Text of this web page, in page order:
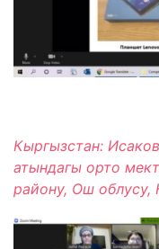
Кыргызстан:
атындагы орто
району, Ош облусу,